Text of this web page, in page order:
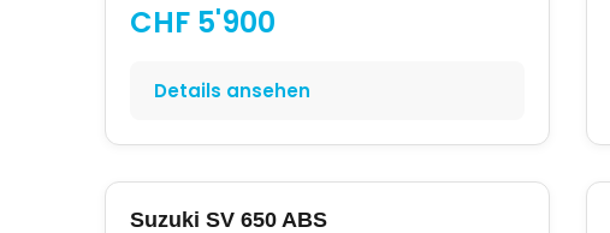
CHF 5'900
Details ansehen
Suzuki SV 650 ABS